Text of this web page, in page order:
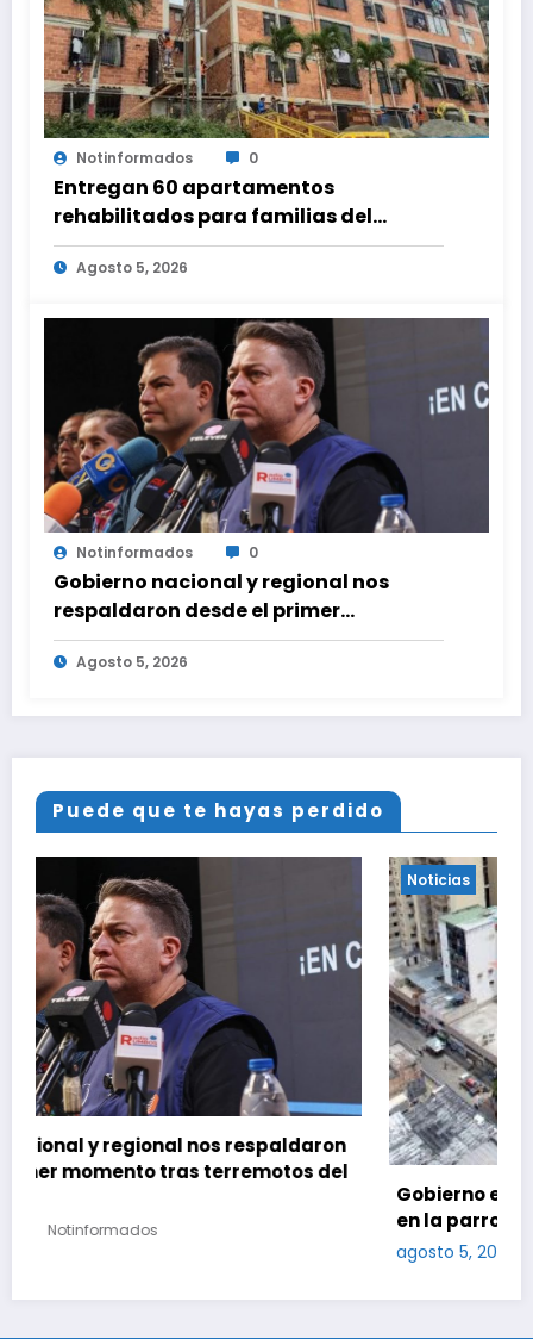
Notinformados 0
Entregan 60 apartamentos
rehabilitados para familias del
urbanismo Ana Victoria en La Guaira
Agosto 5, 2026
Notinformados 0
Gobierno nacional y regional nos
respaldaron desde el primer
momento tras terremotos del 24J
Agosto 5, 2026
Puede que te hayas perdido
del
Noticias
Gobierno entregó 212 viviendas rehabilitadas
en la parroquia Santa Rosalía de Caracas